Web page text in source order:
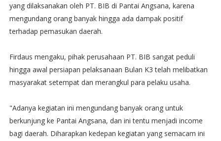
yang dilaksanakan oleh PT. BIB di Pantai Angsana, karena
mengundang orang banyak hingga ada dampak positif
terhadap pemasukan daerah.
Firdaus mengaku, pihak perusahaan PT. BIB sangat peduli
hingga awal persiapan pelaksanaan Bulan K3 telah melibatkan
masyarakat setempat dan merangkul para pelaku usaha.
"Adanya kegiatan ini mengundang banyak orang untuk
berkunjung ke Pantai Angsana, dan ini tentu menjadi income
bagi daerah. Diharapkan kedepan kegiatan yang semacam ini